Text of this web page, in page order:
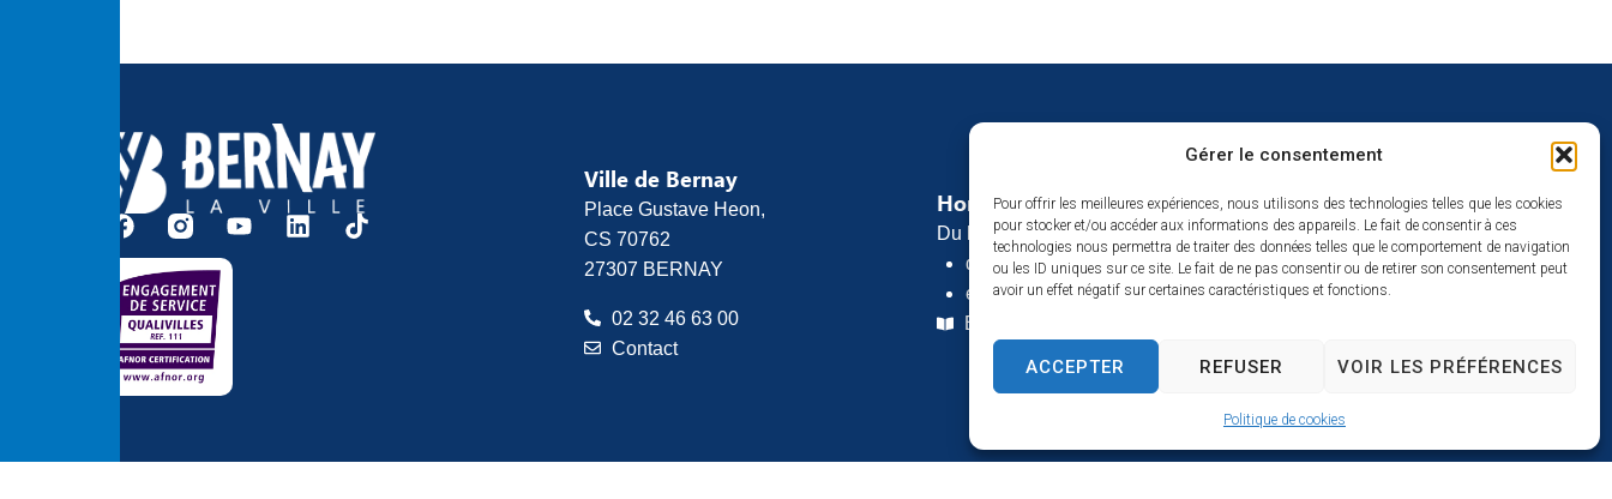
Gérer le consentement
Pour offrir les meilleures expériences, nous utilisons des technologies telles que les cookies
pour stocker et/ou accéder aux informations des appareils. Le fait de consentir à ces
technologies nous permettra de traiter des données telles que le comportement de navigation
ou les ID uniques sur ce site. Le fait de ne pas consentir ou de retirer son consentement peut
avoir un effet négatif sur certaines caractéristiques et fonctions.
ACCEPTER REFUSER VOIR LES PRÉFÉRENCES
Politique de cookies
Ville de Bernay
Place Gustave Heon,
CS 70762
27307 BERNAY
02 32 46 63 00
Contact
Horaires d’ouverture
Du lundi au vendredi :
de 8h30 à 12h
et de 13h30 à 17h
Espace presse